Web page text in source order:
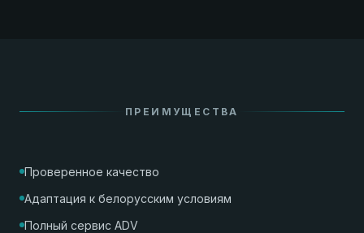
ПРЕИМУЩЕСТВА
Проверенное качество
Адаптация к белорусским условиям
Полный сервис ADV